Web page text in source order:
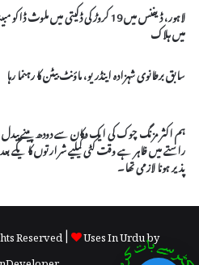
لاہور، ڈیفنس میں 19 کروڑ کی ڈکیتی میں
میں ہلاک
سابق برطانوی شہزادہ اینڈریو، ماؤنٹ بیٹن کا رہنما رہا
ہم اکثر مزنگ چوک کی ایک دکان سے دودھ پینے
راستے میں ظاہر ہے وقت کٹی کیلیے شرارتوں کا یکے
پذیر ہونا لازمی تھا۔
Reserved |
Uses In Urdu by